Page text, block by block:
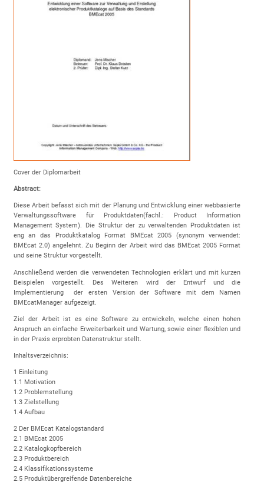
Cover der Diplomarbeit
Abstract:
Diese Arbeit befasst sich mit der Planung und Entwicklung einer webbasierte
Verwaltungssoftware für Produktdaten(fachl.: Product Information
Management System). Die Struktur der zu verwaltenden Produktdaten ist
eng an das Produktkatalog Format BMEcat 2005 (synonym verwendet:
BMEcat 2.0) angelehnt. Zu Beginn der Arbeit wird das BMEcat 2005 Format
und seine Struktur vorgestellt.
Anschließend werden die verwendeten Technologien erklärt und mit kurzen
Beispielen vorgestellt. Des Weiteren wird der Entwurf und die
Implementierung der ersten Version der Software mit dem Namen
BMEcatManager aufgezeigt.
Ziel der Arbeit ist es eine Software zu entwickeln, welche einen hohen
Anspruch an einfache Erweiterbarkeit und Wartung, sowie einer flexiblen und
in der Praxis erprobten Datenstruktur stellt.
Inhaltsverzeichnis:
1 Einleitung
1.1 Motivation
1.2 Problemstellung
1.3 Zielstellung
1.4 Aufbau
2 Der BMEcat Katalogstandard
2.1 BMEcat 2005
2.2 Katalogkopfbereich
2.3 Produktbereich
2.4 Klassifikationssysteme
2.5 Produktübergreifende Datenbereiche